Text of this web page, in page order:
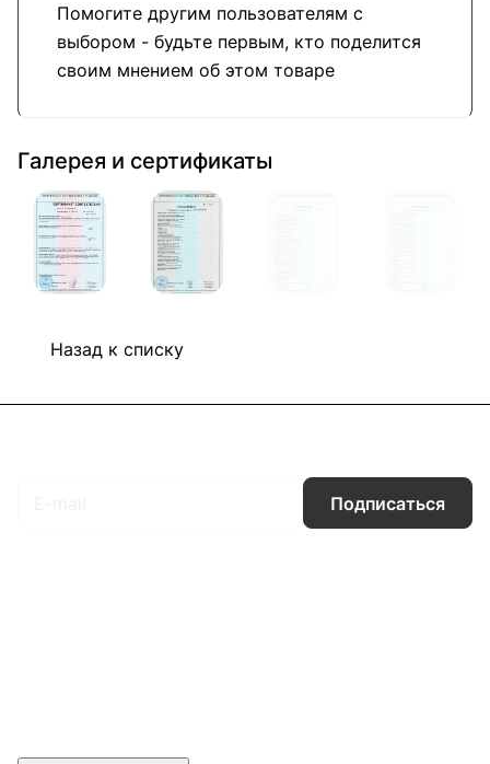
Помогите другим пользователям с
выбором - будьте первым, кто поделится
своим мнением об этом товаре
Галерея и сертификаты
Назад к списку
Подписаться